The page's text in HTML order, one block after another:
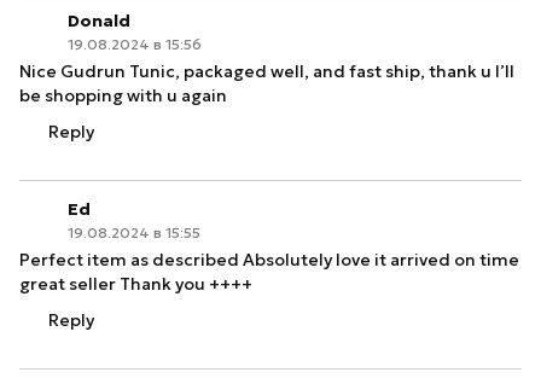
Donald
19.08.2024 в 15:56
Nice Gudrun Tunic, packaged well, and fast ship, thank u I’ll
be shopping with u again
Reply
Ed
19.08.2024 в 15:55
Perfect item as described Absolutely love it arrived on time
great seller Thank you ++++
Reply